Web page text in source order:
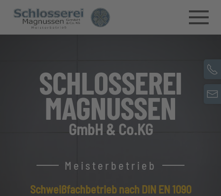
Skip to main content
SCHLOSSEREI
MAGNUSSEN
GmbH & Co.KG
Meisterbetrieb
Schweißfachbetrieb nach DIN EN 1090